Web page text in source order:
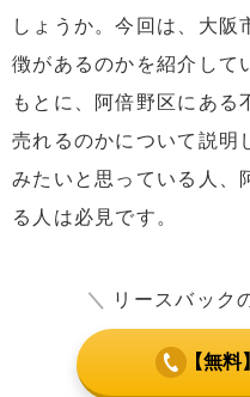
しょうか。今回は、大阪
徴があるのかを紹介して
もとに、阿倍野区にある
売れるのかについて説明
みたいと思っている人、
る人は必見です。
＼ リースバック
【無料